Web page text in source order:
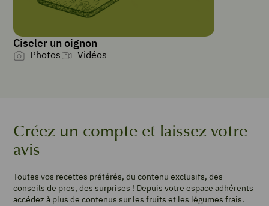
4 personnes
4
pois
1
200
g
de
Ciseler un oignon
Photos Vidéos
Créez un compte et laissez votre
avis
Toutes vos recettes préférés, du contenu exclusifs, des
conseils de pros, des surprises ! Depuis votre espace adhérents
accédez à plus de contenus sur les fruits et les légumes frais.